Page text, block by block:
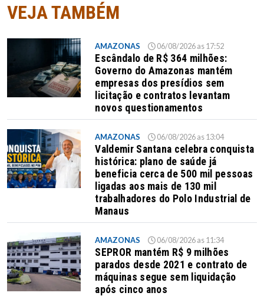
VEJA TAMBÉM
AMAZONAS 06/08/2026 as 17:52
Escândalo de R$ 364 milhões:
Governo do Amazonas mantém
empresas dos presídios sem
licitação e contratos levantam
novos questionamentos
AMAZONAS 06/08/2026 as 13:04
Valdemir Santana celebra conquista
histórica: plano de saúde já
beneficia cerca de 500 mil pessoas
ligadas aos mais de 130 mil
trabalhadores do Polo Industrial de
Manaus
AMAZONAS 06/08/2026 as 11:34
SEPROR mantém R$ 9 milhões
parados desde 2021 e contrato de
máquinas segue sem liquidação
após cinco anos